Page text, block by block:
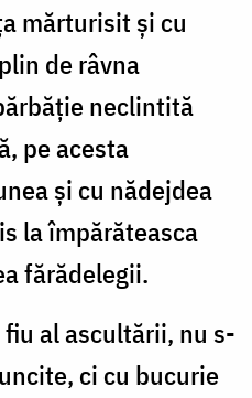
mărturisit și cu
de râvna
neclintită
pe acesta
și cu nădejdea
la împărăteasca
fărădelegii.
al ascultării, nu s-
ci cu bucurie